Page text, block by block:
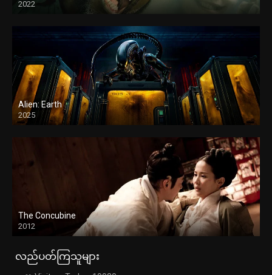
2022
Alien: Earth
2025
The Concubine
2012
လည်ပတ်ကြသူများ